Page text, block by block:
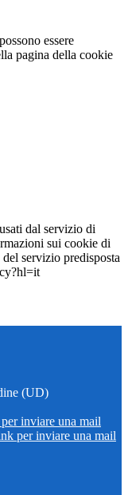
essere
pagina della cookie
dal servizio di
sui cookie di
servizio predisposta
(UD)
inviare una mail
per inviare una mail